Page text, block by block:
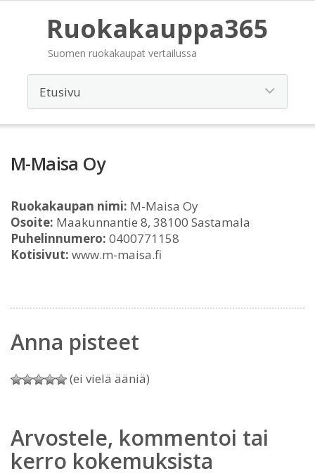
Ruokakauppa365
Suomen ruokakaupat vertailussa
M-Maisa Oy
Ruokakaupan nimi: M-Maisa Oy
Osoite: Maakunnantie 8, 38100 Sastamala
Puhelinnumero: 0400771158
Kotisivut: www.m-maisa.fi
Anna pisteet
(ei vielä ääniä)
Arvostele, kommentoi tai
kerro kokemuksista